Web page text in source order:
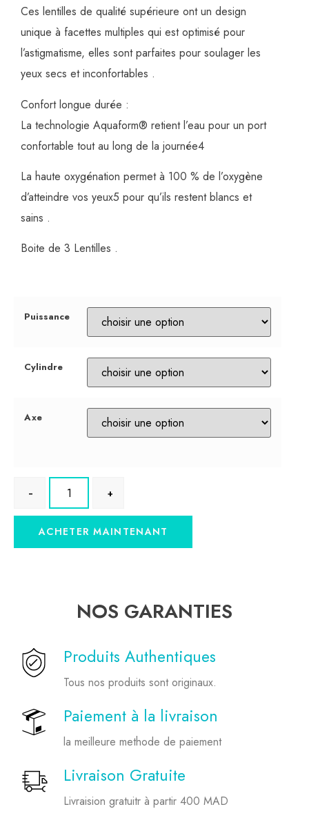
Ces lentilles de qualité supérieure ont un design
unique à facettes multiples qui est optimisé pour
l’astigmatisme, elles sont parfaites pour soulager les
yeux secs et inconfortables .
Confort longue durée :
La technologie Aquaform® retient l’eau pour un port
confortable tout au long de la journée4
La haute oxygénation permet à 100 % de l’oxygène
d’atteindre vos yeux5 pour qu’ils restent blancs et
sains .
Boite de 3 Lentilles .
Puissance
Cylindre
Axe
ACHETER MAINTENANT
NOS GARANTIES
Produits Authentiques
Tous nos produits sont originaux.
Paiement à la livraison
la meilleure methode de paiement
Livraison Gratuite
Livraision gratuitr à partir 400 MAD